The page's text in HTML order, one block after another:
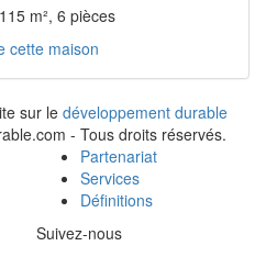
m², 6 pièces
cette maison
sur le développement durable
- Tous droits réservés.
Partenariat
Services
Définitions
Suivez-nous